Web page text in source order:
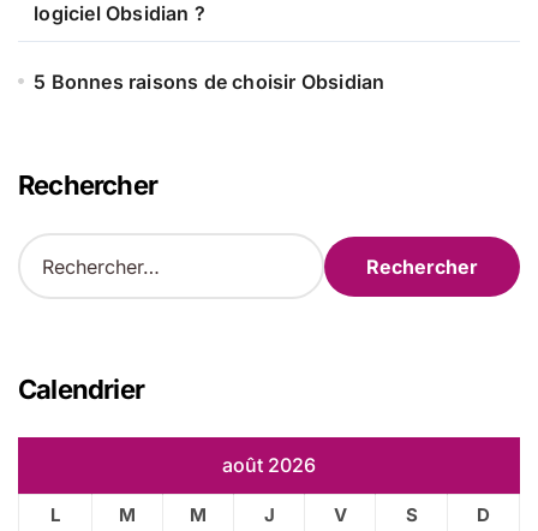
logiciel Obsidian ?
5 Bonnes raisons de choisir Obsidian
Rechercher
R
e
r
c
Calendrier
août 2026
L M M J V S D